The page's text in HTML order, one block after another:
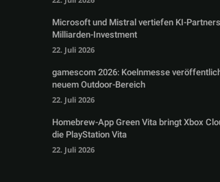
Microsoft und Mistral vertiefen KI-
Milliarden-Investment
22. Juli 2026
gamescom 2026: Koelnmesse
neuem Outdoor-Bereich
22. Juli 2026
Homebrew-App Green Vita bringt Xbox
die PlayStation Vita
22. Juli 2026